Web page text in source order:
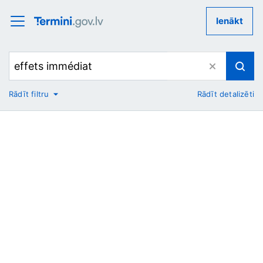
Ienākt
No
Rādīt filtru Rādīt detalizēti